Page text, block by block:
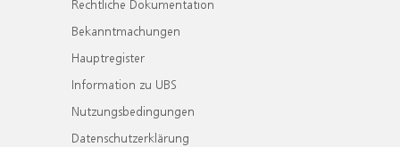
Rechtliche Dokumentation
Bekanntmachungen
Hauptregister
Information zu UBS
Nutzungsbedingungen
Datenschutzerklärung